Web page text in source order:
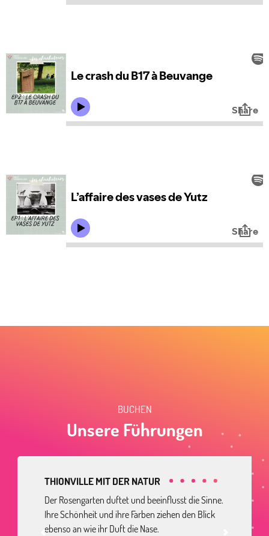
BUCHEN
Unsere Führungen
THIONVILLE MIT DER NATUR
Der Rosengarten duftet und beeinflusst die Sinne.
Ihre Schönheit und ihre Farben ziehen den Blick
ebenso an wie ihr Duft die Nase.